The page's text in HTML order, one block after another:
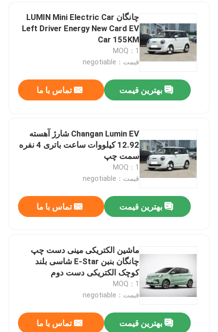
چانگان LUMIN Mini Electric Car
Left Driver Energy New Card EV
Car 155KM
MOQ：1
قیمت：negotiable
بهترین قیمت تماس با ما
Changan Lumin EV شارژ آهسته
12.92 کیلووات ساعت باتری 4 نفره
سمت چپ
MOQ：1
قیمت：negotiable
بهترین قیمت تماس با ما
ماشین الکتریکی مینی دست چپ
چانگان بنبن E-Star شاسی بلند
کوچک الکتریکی دست دوم
MOQ：1
قیمت：negotiable
بهترین قیمت تماس با ما